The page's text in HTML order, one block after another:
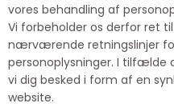
vores behandling af
Vi forbeholder os derfor ret
nærværende retningslinjer
personoplysninger. I
vi dig besked i form af en
website.